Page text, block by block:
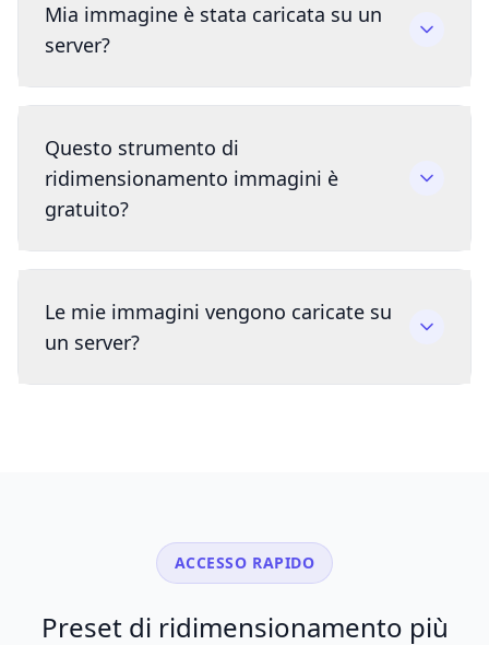
Mia immagine è stata caricata su un
server?
Questo strumento di
ridimensionamento immagini è
gratuito?
Le mie immagini vengono caricate su
un server?
ACCESSO RAPIDO
Preset di ridimensionamento più